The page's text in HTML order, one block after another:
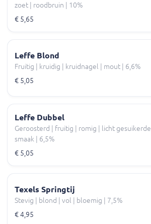
zoet | roodbruin | 10%
€ 5,65
Leffe Blond
Fruitig | kruidig | kruidnagel | mout | 6,6%
€ 5,05
Leffe Dubbel
Geroosterd | fruitig | romig | licht gesuikerde
smaak | 6,5%
€ 5,05
Texels Springtij
Stevig | blond | vol | bloemig | 7,5%
€ 4,95